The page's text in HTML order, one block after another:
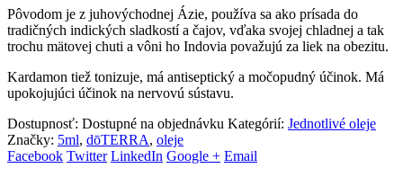
Pôvodom je z juhovýchodnej Ázie, používa sa ako prísada do
tradičných indických sladkostí a čajov, vďaka svojej chladnej a tak
trochu mätovej chuti a vôni ho Indovia považujú za liek na obezitu.
Kardamon tiež tonizuje, má antiseptický a močopudný účinok. Má
upokojujúci účinok na nervovú sústavu.
Dostupnosť: Dostupné na objednávku Kategórií: Jednotlivé oleje
Značky: 5ml, dōTERRA, oleje
Facebook Twitter LinkedIn Google + Email